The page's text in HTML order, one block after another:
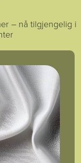
– nå tilgjengelig i